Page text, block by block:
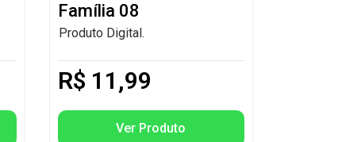
Família 08
Produto Digital.
R$ 11,99
Ver Produto